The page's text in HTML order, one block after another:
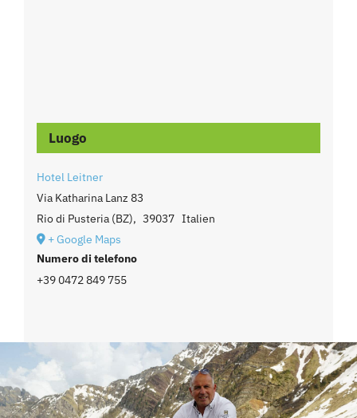
Luogo
Hotel Leitner
Via Katharina Lanz 83
Rio di Pusteria (BZ), 39037 Italien
+ Google Maps
Numero di telefono
+39 0472 849 755